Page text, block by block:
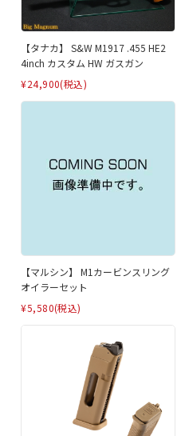
【タナカ】 S&W M1917 .455 HE2
4inch カスタム HW ガスガン
¥24,900(税込)
【マルシン】 M1カービンスリング
オイラーセット
¥5,580(税込)